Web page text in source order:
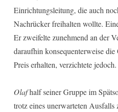
Einrichtungsleitung, die auch
Nachrücker freihalten wollte.
Er zweifelte zunehmend an der
daraufhin konsequenterweise die
Preis erhalten, verzichtete jedoch.
Olafhalf seiner Gruppe im
trotz eines unerwarteten